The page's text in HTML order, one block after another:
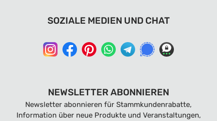
SOZIALE MEDIEN UND CHAT
NEWSLETTER ABONNIEREN
Newsletter abonnieren für Stammkundenrabatte,
Information über neue Produkte und Veranstaltungen,